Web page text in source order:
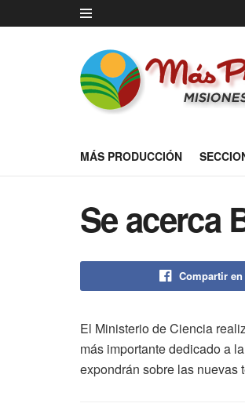
MÁS PRODUCCIÓN
Se acerca
Compartir
El Ministerio de Ciencia
más importante dedicado a
expondrán sobre las nuevas